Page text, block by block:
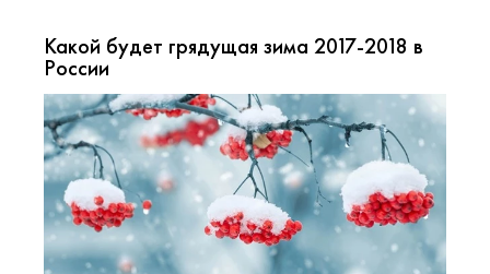
Какой будет грядущая зима 2017-2018 в
России